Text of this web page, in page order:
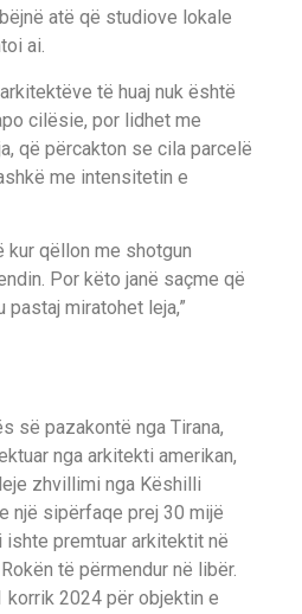
bëjnë atë që studiove lokale
ai.
të huaj nuk është
cilësie, por lidhet me
që përcakton se cila parcelë
me intensitetin e
kur qëllon me shotgun
Por këto janë saçme që
pastaj miratohet leja,”
së pazakontë nga Tirana,
nga arkitekti amerikan,
zhvillimi nga Këshilli
një sipërfaqe prej 30 mijë
ishte premtuar arkitektit në
të përmendur në libër.
korrik 2024 për objektin e